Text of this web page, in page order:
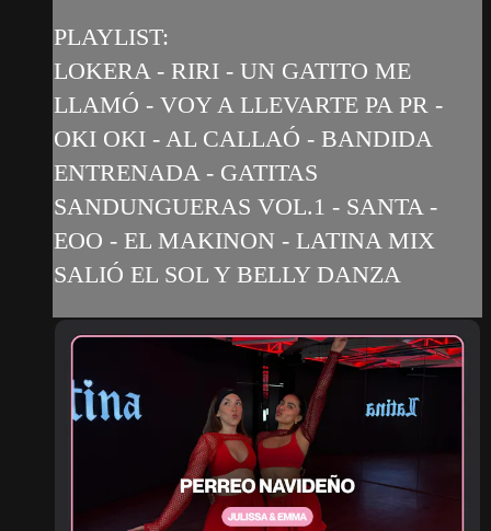
PLAYLIST:
LOKERA - RIRI - UN GATITO ME
LLAMÓ - VOY A LLEVARTE PA PR -
OKI OKI - AL CALLAÓ - BANDIDA
ENTRENADA - GATITAS
SANDUNGUERAS VOL.1 - SANTA -
EOO - EL MAKINON - LATINA MIX
SALIÓ EL SOL Y BELLY DANZA